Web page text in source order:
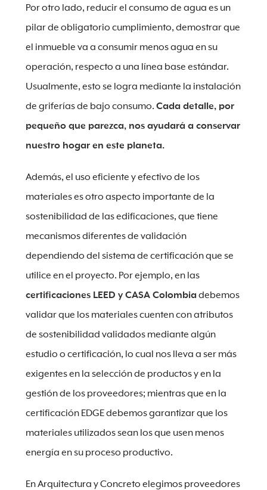
Por otro lado, reducir el consumo de agua es un
pilar de obligatorio cumplimiento, demostrar que
el inmueble va a consumir menos agua en su
operación, respecto a una línea base estándar.
Usualmente, esto se logra mediante la instalación
de griferías de bajo consumo. Cada detalle, por
pequeño que parezca, nos ayudará a conservar
nuestro hogar en este planeta.
Además, el uso eficiente y efectivo de los
materiales es otro aspecto importante de la
sostenibilidad de las edificaciones, que tiene
mecanismos diferentes de validación
dependiendo del sistema de certificación que se
utilice en el proyecto. Por ejemplo, en las
certificaciones LEED y CASA Colombia debemos
validar que los materiales cuenten con atributos
de sostenibilidad validados mediante algún
estudio o certificación, lo cual nos lleva a ser más
exigentes en la selección de productos y en la
gestión de los proveedores; mientras que en la
certificación EDGE debemos garantizar que los
materiales utilizados sean los que usen menos
energía en su proceso productivo.
En Arquitectura y Concreto elegimos proveedores